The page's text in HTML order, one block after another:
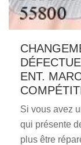
ENT.
Si vous avez
qui présente
plus être